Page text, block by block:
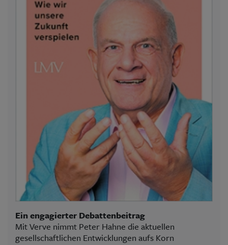
Ein engagierter Debattenbeitrag
Mit Verve nimmt Peter Hahne die aktuellen
gesellschaftlichen Entwicklungen aufs Korn